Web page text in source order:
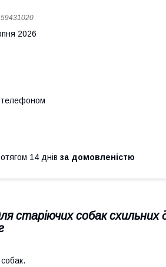
59431020
2026
телефоном
14 днів за домовленістю
старіючих собак схильних